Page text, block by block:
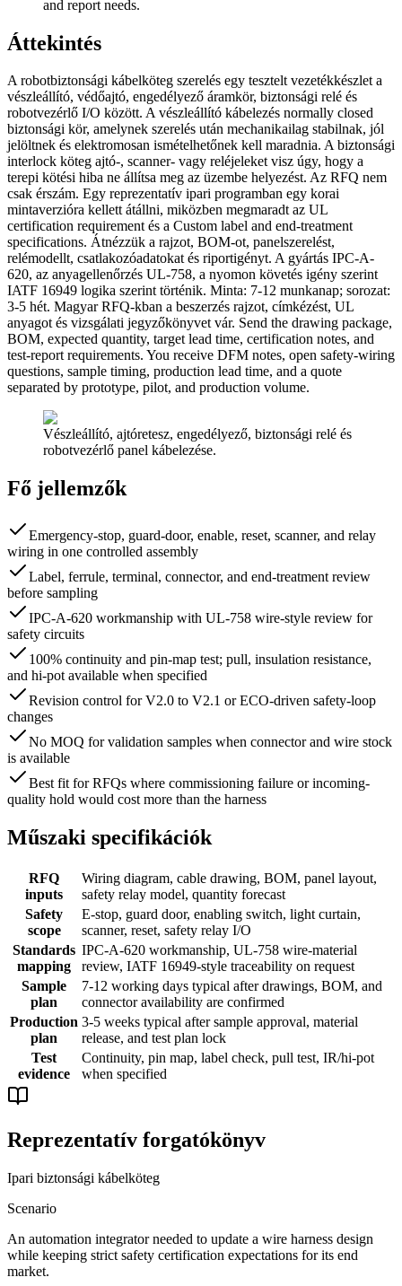
and report needs.
Áttekintés
A robotbiztonsági kábelköteg szerelés egy tesztelt vezetékkészlet a
vészleállító, védőajtó, engedélyező áramkör, biztonsági relé és
robotvezérlő I/O között. A vészleállító kábelezés normally closed
biztonsági kör, amelynek szerelés után mechanikailag stabilnak, jól
jelöltnek és elektromosan ismételhetőnek kell maradnia. A biztonsági
interlock köteg ajtó-, scanner- vagy reléjeleket visz úgy, hogy a
terepi kötési hiba ne állítsa meg az üzembe helyezést. Az RFQ nem
csak érszám. Egy reprezentatív ipari programban egy korai
mintaverzióra kellett átállni, miközben megmaradt az UL
certification requirement és a Custom label and end-treatment
specifications. Átnézzük a rajzot, BOM-ot, panelszerelést,
relémodellt, csatlakozóadatokat és riportigényt. A gyártás IPC-A-
620, az anyagellenőrzés UL-758, a nyomon követés igény szerint
IATF 16949 logika szerint történik. Minta: 7-12 munkanap; sorozat:
3-5 hét. Magyar RFQ-kban a beszerzés rajzot, címkézést, UL
anyagot és vizsgálati jegyzőkönyvet vár. Send the drawing package,
BOM, expected quantity, target lead time, certification notes, and
test-report requirements. You receive DFM notes, open safety-wiring
questions, sample timing, production lead time, and a quote
separated by prototype, pilot, and production volume.
Vészleállító, ajtóretesz, engedélyező, biztonsági relé és
robotvezérlő panel kábelezése.
Fő jellemzők
Emergency-stop, guard-door, enable, reset, scanner, and relay
wiring in one controlled assembly
Label, ferrule, terminal, connector, and end-treatment review
before sampling
IPC-A-620 workmanship with UL-758 wire-style review for
safety circuits
100% continuity and pin-map test; pull, insulation resistance,
and hi-pot available when specified
Revision control for V2.0 to V2.1 or ECO-driven safety-loop
changes
No MOQ for validation samples when connector and wire stock
is available
Best fit for RFQs where commissioning failure or incoming-
quality hold would cost more than the harness
Műszaki specifikációk
RFQ
inputs
Wiring diagram, cable drawing, BOM, panel layout,
safety relay model, quantity forecast
Safety
scope
E-stop, guard door, enabling switch, light curtain,
scanner, reset, safety relay I/O
Standards
mapping
IPC-A-620 workmanship, UL-758 wire-material
review, IATF 16949-style traceability on request
Sample
plan
7-12 working days typical after drawings, BOM, and
connector availability are confirmed
Production
plan
3-5 weeks typical after sample approval, material
release, and test plan lock
Test
evidence
Continuity, pin map, label check, pull test, IR/hi-pot
when specified
Reprezentatív forgatókönyv
Ipari biztonsági kábelköteg
Scenario
An automation integrator needed to update a wire harness design
while keeping strict safety certification expectations for its end
market.